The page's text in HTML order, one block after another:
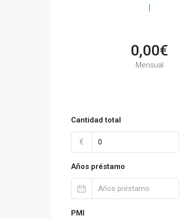
0,00€
Mensual
Cantidad total
€
Años préstamo
PMI